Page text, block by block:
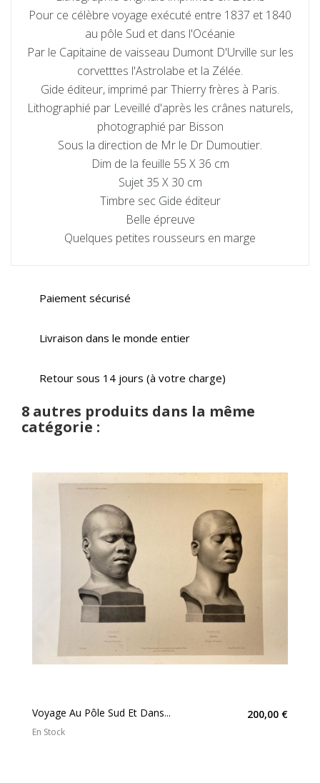
Pour ce célèbre voyage exécuté entre 1837 et 1840
au pôle Sud et dans l'Océanie
Par le Capitaine de vaisseau Dumont D'Urville sur les
corvetttes l'Astrolabe et la Zélée.
Gide éditeur, imprimé par Thierry frères à Paris.
Lithographié par Leveillé d'après les crânes naturels,
photographié par Bisson
Sous la direction de Mr le Dr Dumoutier.
Dim de la feuille 55 X 36 cm
Sujet 35 X 30 cm
Timbre sec Gide éditeur
Belle épreuve
Quelques petites rousseurs en marge
Paiement sécurisé
Livraison dans le monde entier
Retour sous 14 jours (à votre charge)
8 autres produits dans la même
catégorie :
Voyage Au Pôle Sud Et Dans... 200,00 €
En Stock